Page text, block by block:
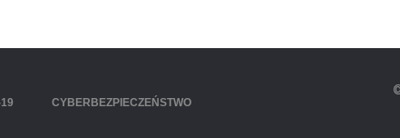
CYBERBEZPIECZEŃSTWO